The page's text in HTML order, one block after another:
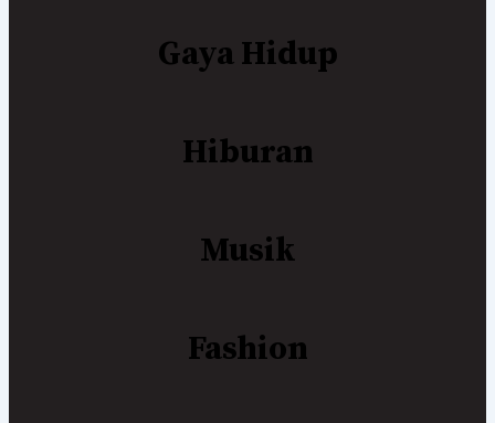
Gaya Hidup
Hiburan
Musik
Fashion